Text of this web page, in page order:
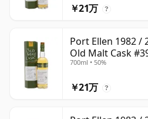
￥21万 ?
Port Ellen 1982 /
Old Malt Cask
700ml • 50%
￥21万 ?